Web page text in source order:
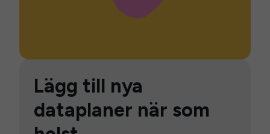
Lägg till nya
dataplaner när som